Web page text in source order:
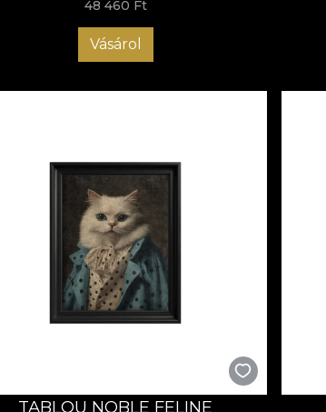
48 460 Ft
Vásárol
TABLOU NOBLE FELINE